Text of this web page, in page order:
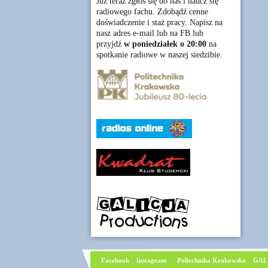
radiowego fachu. Zdobądź cenne
doświadczenie i staż pracy. Napisz na
nasz adres e-mail lub na FB lub
przyjdź w poniedziałek o 20:00na
spotkanie radiowe w naszej siedzibie.
Facebook Instagram Poliechnika Krakowska